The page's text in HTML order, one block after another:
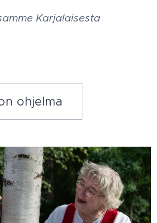
Karjalaisesta
ohjelma